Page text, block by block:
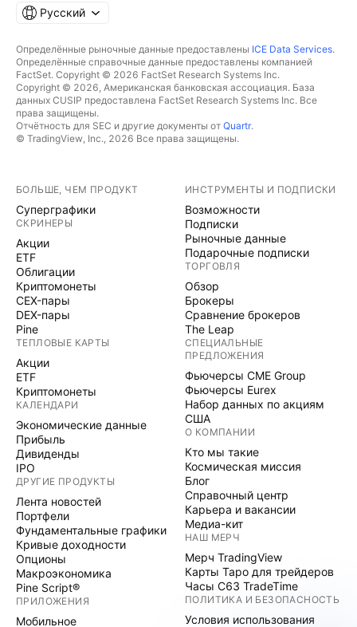
Русский
Определённые рыночные данные предоставлены ICE Data Services.
Определённые справочные данные предоставлены компанией
FactSet. Copyright © 2026 FactSet Research Systems Inc.
Copyright © 2026, Американская банковская ассоциация. База
данных CUSIP предоставлена FactSet Research Systems Inc. Все
права защищены.
Отчётность для SEC и другие документы от Quartr.
© TradingView, Inc., 2026 Все права защищены.
БОЛЬШЕ, ЧЕМ ПРОДУКТ
Суперграфики
СКРИНЕРЫ
Акции
ETF
Облигации
Криптомонеты
CEX-пары
DEX-пары
Pine
ТЕПЛОВЫЕ КАРТЫ
Акции
ETF
Криптомонеты
КАЛЕНДАРИ
Экономические данные
Прибыль
Дивиденды
IPO
ДРУГИЕ ПРОДУКТЫ
Лента новостей
Портфели
Фундаментальные графики
Кривые доходности
Опционы
Макроэкономика
Pine Script®
ПРИЛОЖЕНИЯ
Мобильное
ИНСТРУМЕНТЫ И ПОДПИСКИ
Возможности
Подписки
Рыночные данные
Подарочные подписки
ТОРГОВЛЯ
Обзор
Брокеры
Сравнение брокеров
The Leap
СПЕЦИАЛЬНЫЕ
ПРЕДЛОЖЕНИЯ
Фьючерсы CME Group
Фьючерсы Eurex
Набор данных по акциям
США
О КОМПАНИИ
Кто мы такие
Космическая миссия
Блог
Справочный центр
Карьера и вакансии
Медиа-кит
НАШ МЕРЧ
Мерч TradingView
Карты Таро для трейдеров
Часы C63 TradeTime
ПОЛИТИКА И БЕЗОПАСНОСТЬ
Условия использования